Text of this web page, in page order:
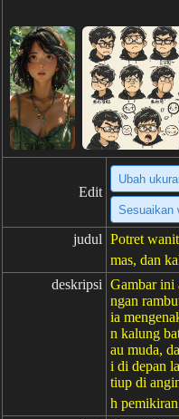
Edit
Ubah
Sesuaikan
judul Potret
mas, dan
deskripsi Gambar ini
ngan
ia
n kalung
au muda,
i di depan
tiup di
h